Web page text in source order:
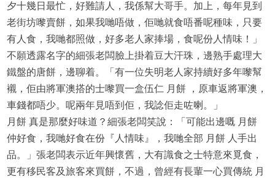
夕十幾日最忙，好難請人，我係幫大哥手。加上，每年見到
老街坊嚟賣餅，如果我哋唔做，佢哋就食唔番呢種味，只要
有人食，我哋都照做，好多老人家捧場，食呢份人情味！」
不願透露名字的細張老闆臉上掛着豆大汗珠，邊熟手處理大
鐵盤的唐餅，邊聊着。「有一位失明老人家持續好多年嚟幫
襯，佢由將軍澳搭的士嚟買一盒伍仁 月餅 ，原車返將軍澳，
車錢都唔少。呢兩年見唔到佢，我諗佢走咗喇。」
月餅 真是那麼好味道？細張老闆笑說：「可能出邊嘅 月餅
仲好食，我哋好食在份『人情味』，我哋全部 月餅 人手出
品。」張老闆表示近年興懷舊，大有識食之士特意來覓食，
更有移民客及旅客來買餅，不過，曾經有長輩一心買傳統 月